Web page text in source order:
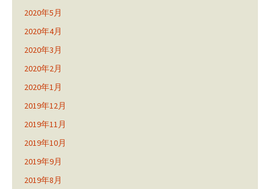
2020年5月
2020年4月
2020年3月
2020年2月
2020年1月
2019年12月
2019年11月
2019年10月
2019年9月
2019年8月